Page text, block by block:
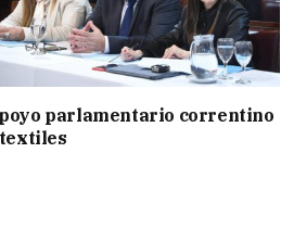
parlamentario correntino